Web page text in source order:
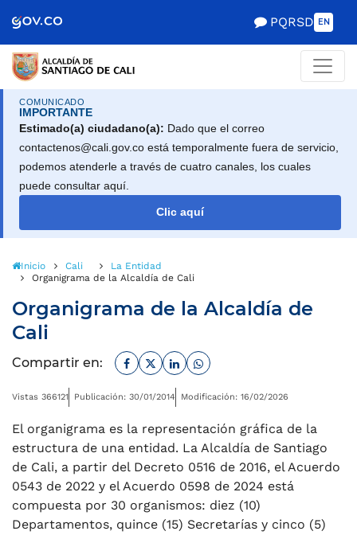
de Santiago de Cali
PQRSD EN
COMUNICADO
IMPORTANTE
Estimado(a) ciudadano(a): Dado que el correo
contactenos@cali.gov.co está temporalmente fuera de servicio,
podemos atenderle a través de cuatro canales, los cuales
puede consultar aquí.
Clic aquí
Inicio Cali
La Entidad
Organigrama de la Alcaldía de Cali
Organigrama de la Alcaldía de
Cali
Compartir en: Facebook
TwitterLinkedinWhatsapp
Vistas 366121 Publicación: 30/01/2014 Modificación: 16/02/2026
El organigrama es la representación gráfica de la
estructura de una entidad. La Alcaldía de Santiago
de Cali, a partir del Decreto 0516 de 2016, el Acuerdo
0543 de 2022 y el Acuerdo 0598 de 2024 está
compuesta por 30 organismos: diez (10)
Departamentos, quince (15) Secretarías y cinco (5)